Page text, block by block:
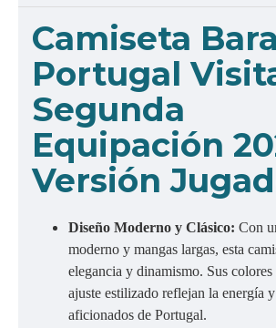
Camiseta
Portugal
Segunda
Equipación
Versión
Diseño Moderno y Clásico: Con
moderno y mangas largas, esta
elegancia y dinamismo. Sus
ajuste estilizado reflejan la energía
aficionados de Portugal.